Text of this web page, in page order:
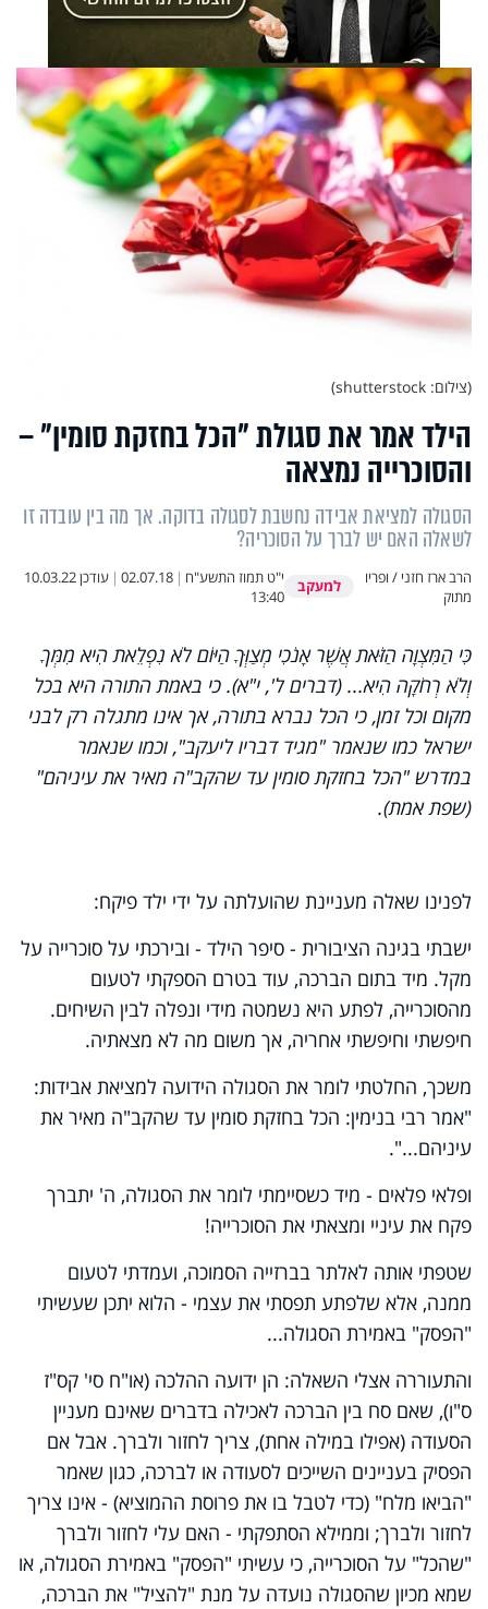
הילד אמר את סגולת "הכל בחזקת סומין" –
והסוכרייה נמצאה
הסגולה למציאת אבידה נחשבת לסגולה בדוקה. אך מה בין עובדה זו
לשאלה האם יש לברך על הסוכריה?
הרב ארז חזני / ופריו
מתוק
למעקב י"ט תמוז התשע"ח |
02.07.18
| עודכן10.03.22
13:40
(צילום: shutterstock)
כִּי הַמִּצְוָה הַזֹּאת אֲשֶׁר אָנֹכִי מְצַוְּךָ הַיּוֹם לֹא נִפְלֵאת הִיא מִמְּךָ
וְלֹא רְחֹקָה הִיא... (דברים ל', י"א). כי באמת התורה היא בכל
מקום וכל זמן, כי הכל נברא בתורה, אך אינו מתגלה רק לבני
ישראל כמו שנאמר "מגיד דבריו ליעקב", וכמו שנאמר
במדרש "הכל בחזקת סומין עד שהקב"ה מאיר את עיניהם"
(שפת אמת).
לפנינו שאלה מעניינת שהועלתה על ידי ילד פיקח:
ישבתי בגינה הציבורית - סיפר הילד - ובירכתי על סוכרייה על
מקל. מיד בתום הברכה, עוד בטרם הספקתי לטעום
מהסוכרייה, לפתע היא נשמטה מידי ונפלה לבין השיחים.
חיפשתי וחיפשתי אחריה, אך משום מה לא מצאתיה.
משכך, החלטתי לומר את הסגולה הידועה למציאת אבידות:
"אמר רבי בנימין: הכל בחזקת סומין עד שהקב"ה מאיר את
עיניהם...".
ופלאי פלאים - מיד כשסיימתי לומר את הסגולה, ה' יתברך
פקח את עיניי ומצאתי את הסוכרייה!
שטפתי אותה לאלתר בברזייה הסמוכה, ועמדתי לטעום
ממנה, אלא שלפתע תפסתי את עצמי - הלוא יתכן שעשיתי
"הפסק" באמירת הסגולה...
והתעוררה אצלי השאלה: הן ידועה ההלכה (או"ח סי' קס"ז
ס"ו), שאם סח בין הברכה לאכילה בדברים שאינם מעניין
הסעודה (אפילו במילה אחת), צריך לחזור ולברך. אבל אם
הפסיק בעניינים השייכים לסעודה או לברכה, כגון שאמר
"הביאו מלח" (כדי לטבל בו את פרוסת ההמוציא) - אינו צריך
לחזור ולברך; וממילא הסתפקתי - האם עלי לחזור ולברך
"שהכל" על הסוכרייה, כי עשיתי "הפסק" באמירת הסגולה, או
שמא מכיון שהסגולה נועדה על מנת "להציל" את הברכה,